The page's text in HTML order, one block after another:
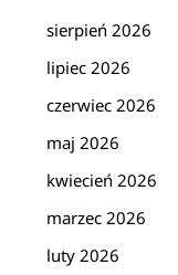
sierpień 2026
lipiec 2026
czerwiec 2026
maj 2026
kwiecień 2026
marzec 2026
luty 2026